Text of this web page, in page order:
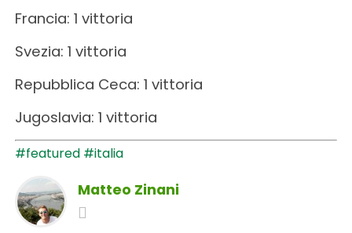
Francia: 1 vittoria
Svezia: 1 vittoria
Repubblica Ceca: 1 vittoria
Jugoslavia: 1 vittoria
#featured #italia
Matteo Zinani